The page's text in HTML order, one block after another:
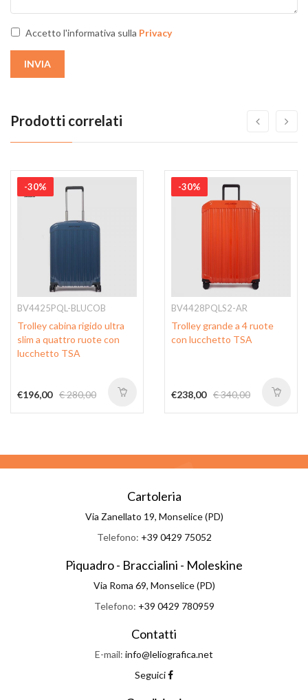
Accetto l'informativa sulla Privacy
INVIA
Prodotti correlati
-30%
BV4425PQL-BLUCOB
Trolley cabina rigido ultra
slim a quattro ruote con
lucchetto TSA
€196,00 € 280,00
-30%
BV4428PQLS2-AR
Trolley grande a 4 ruote
con lucchetto TSA
€238,00 € 340,00
Cartoleria
Via Zanellato 19, Monselice (PD)
Telefono: +39 0429 75052
Piquadro - Braccialini - Moleskine
Via Roma 69, Monselice (PD)
Telefono: +39 0429 780959
Contatti
E-mail: info@leliografica.net
Seguici